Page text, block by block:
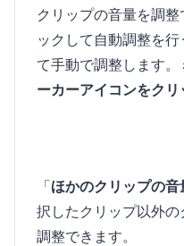
クリップの音量を調
ックして自動調整を
て手動で調整します。
ーカーアイコンをクリ
「ほかのクリップの音
択したクリップ以外
調整できます。